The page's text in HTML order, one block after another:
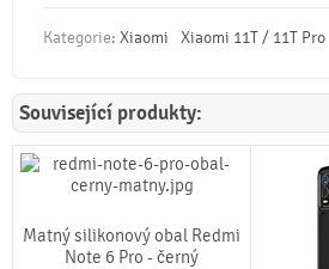
Kategorie: Xiaomi Xiaomi 11T / 11T Pro
Související produkty:
Matný silikonový obal Redmi
Note 6 Pro - černý